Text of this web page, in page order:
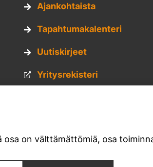
Ajankohtaista
Tapahtumakalenteri
Uutiskirjeet
Yritysrekisteri
Materiaalipankki
on välttämättömiä, osa